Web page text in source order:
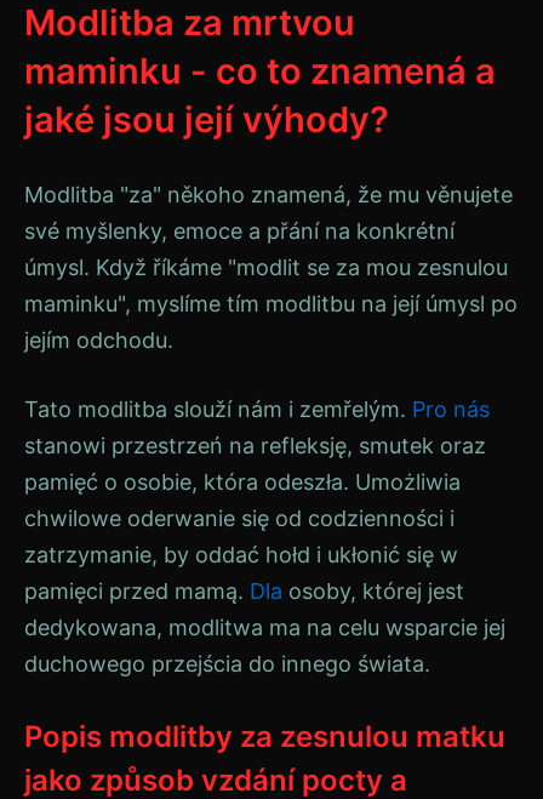
Modlitba za mrtvou
maminku - co to znamená a
jaké jsou její výhody?
Modlitba "za" někoho znamená, že mu věnujete
své myšlenky, emoce a přání na konkrétní
úmysl. Když říkáme "modlit se za mou zesnulou
maminku", myslíme tím modlitbu na její úmysl po
jejím odchodu.
Tato modlitba slouží nám i zemřelým. Pro nás
stanowi przestrzeń na refleksję, smutek oraz
pamięć o osobie, która odeszła. Umożliwia
chwilowe oderwanie się od codzienności i
zatrzymanie, by oddać hołd i ukłonić się w
pamięci przed mamą. Dla osoby, której jest
dedykowana, modlitwa ma na celu wsparcie jej
duchowego przejścia do innego świata.
Popis modlitby za zesnulou matku
jako způsob vzdání pocty a